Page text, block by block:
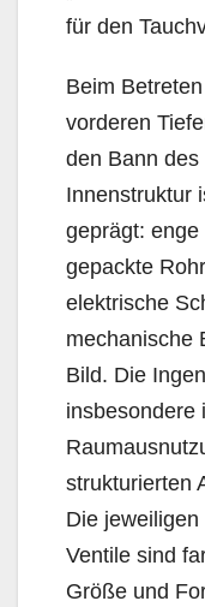
für den
Beim
vorderen
den Bann
Innenstruktur
geprägt:
gepackte
elektrische
mechanische
Bild. Die
insbesondere
strukturierten
Die
Ventile sind
Größe und